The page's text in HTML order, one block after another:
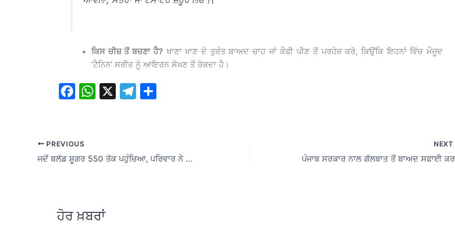
ਕਿਸ ਚੀਜ਼ ਤੋਂ ਬਚਣਾ ਹੈ? ਖਾਣਾ ਖਾਣ ਦੇ ਤੁਰੰਤ ਬਾਅਦ ਚਾਹ ਜਾਂ ਕੌਫੀ ਪੀਣ ਤੋਂ ਪਰਹੇਜ਼ ਕਰੋ, ਕਿਉਂਕਿ ਇਹਨਾਂ ਵਿੱਚ ਮੌਜੂਦ
‘ਟੈਨਿਨ’ ਸਰੀਰ ਨੂੰ ਆਇਰਨ ਸੋਖਣ ਤੋਂ ਰੋਕਦਾ ਹੈ।
F
e
b
W
A
X
T
a
PREVIOUS
ਜਦੋਂ ਬਲੱਡ ਸ਼ੂਗਰ 550 ਤੱਕ ਪਹੁੰਚਿਆ, ਪਰਿਵਾਰ ਨੇ ਆਸਥਾ ਦੀ ਡੋਰ ਫੜੀ ਅਤੇ ਭਗਵੰਤ ਮਾਨ ਸਰਕਾਰ ਦੀ ‘ਮੁੱਖ ਮੰਤਰੀ ਸਿਹਤ ਯੋਜਨਾ’ ਬਣੀ ਜੀਵਨਰੱਖਿਅਕ
NEXT
ਹੋਰ ਖ਼ਬਰਾਂ